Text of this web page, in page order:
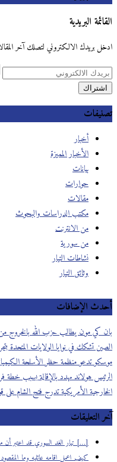
القائمة البريدية
ادخل بريدك الالكتروني لتصلك آخر
تصنيفات
أخبار
الأخبار المميزة
بيانات
حوارات
مقالات
مكتب الدراسات والبحوث
من الانترنت
من سورية
نشاطات التيار
وثائق التيار
أحدث الإضافات
بان كي مون يطالب حزب الله بالخروج
الصين تشكك في نوايا الولايات المتحدة
موسكو تدعو منظمة حظر الأسلحة
الرئيس هولاند مهدد بالإقالة بسبب خطة
الخارجية الأمريكية تدرج فتح الشام على
آخر التعليقات
[…] تيار الغد السوري قد اعتبر أن
كيف اعمل اقامه عائليه وما المقصود